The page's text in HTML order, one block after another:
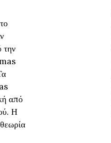
την
από
Η